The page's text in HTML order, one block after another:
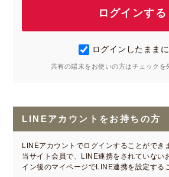
ログインしたまま
共有の端末をお使いの方はチェックを
LINEアカウントをお持ちの方
LINEアカウントでログインすることができ
当サイト会員で、LINE連携をされていない
イン後のマイページでLINE連携を設定する